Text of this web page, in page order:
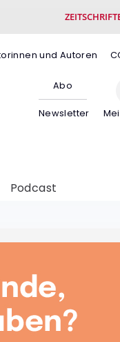
und Autoren
Abo
Newsletter
Podcast